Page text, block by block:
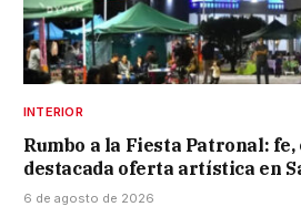
INTERIOR
Rumbo a la Fiesta Patronal: fe,
destacada oferta artística en
6 de agosto de 2026